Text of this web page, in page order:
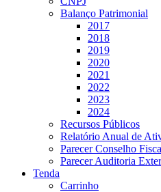
Balanço Patrimonial
2017
2018
2019
2020
2021
2022
2023
2024
Recursos Públicos
Relatório Anual de
Parecer Conselho
Parecer Auditoria
Tenda
Carrinho